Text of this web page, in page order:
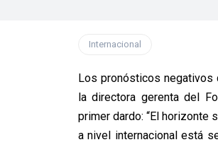
Internacional
Los pronósticos negativos
la directora gerenta del
primer dardo: “El horizonte
a nivel internacional está